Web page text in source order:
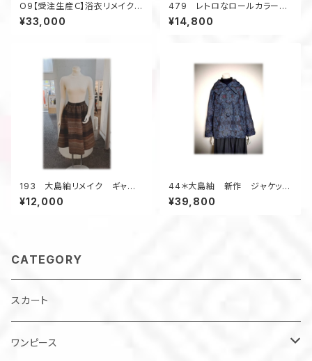
O9【受注生産Ｃ】浴衣リメイクア
ロハシャツフルオーダー
¥33,000
479 レトロなロールカラーワ
ンピース 大島紬 ベージュ
系 花柄 サッシュベルト付
¥14,800
193 大島紬リメイク ギャザ
ーフレアスカート ６枚接ぎ
ボーダー柄 茶系
¥12,000
44＊大島紬 新作 ジャケッ
ト 昭和レトロ 着物リメイク
花柄 黒×紺系
¥39,800
CATEGORY
スカート
ワンピース